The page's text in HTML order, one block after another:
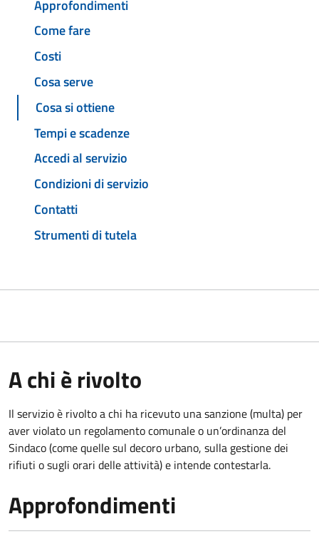
Approfondimenti
Come fare
Costi
Cosa serve
Cosa si ottiene
Tempi e scadenze
Accedi al servizio
Condizioni di servizio
Contatti
Strumenti di tutela
A chi è rivolto
Il servizio è rivolto a chi ha ricevuto una sanzione (multa) per
aver violato un regolamento comunale o un’ordinanza del
Sindaco (come quelle sul decoro urbano, sulla gestione dei
rifiuti o sugli orari delle attività) e intende contestarla.
Approfondimenti